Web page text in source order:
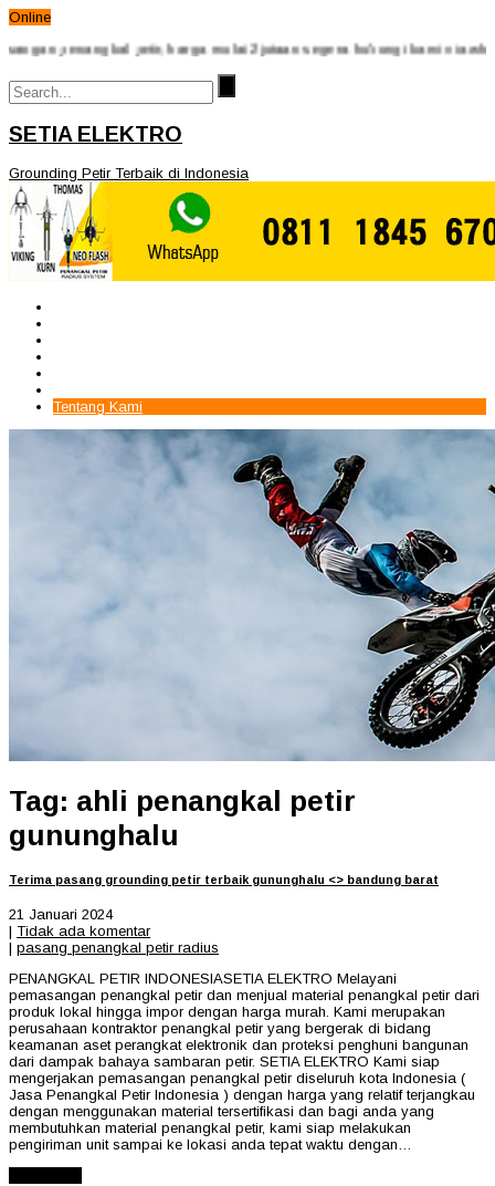
Online
penangkal petir, harga mulai 2jutaan segera hubungi kami via
SETIA ELEKTRO
Grounding Petir Terbaik di Indonesia
Tentang Kami
Tag: ahli penangkal petir
gununghalu
Terima pasang grounding petir terbaik gununghalu <> bandung barat
21 Januari 2024
| Tidak ada komentar
| pasang penangkal petir radius
PENANGKAL PETIR INDONESIASETIA ELEKTRO Melayani
pemasangan penangkal petir dan menjual material penangkal petir dari
produk lokal hingga impor dengan harga murah. Kami merupakan
perusahaan kontraktor penangkal petir yang bergerak di bidang
keamanan aset perangkat elektronik dan proteksi penghuni bangunan
dari dampak bahaya sambaran petir. SETIA ELEKTRO Kami siap
mengerjakan pemasangan penangkal petir diseluruh kota Indonesia (
Jasa Penangkal Petir Indonesia ) dengan harga yang relatif terjangkau
dengan menggunakan material tersertifikasi dan bagi anda yang
membutuhkan material penangkal petir, kami siap melakukan
pengiriman unit sampai ke lokasi anda tepat waktu dengan…